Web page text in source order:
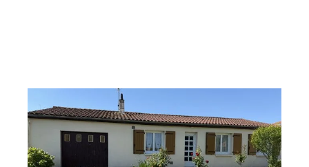
SAINTES 17
81,50 m2, 5 pièces
Ref : 5247
Maison à vendre